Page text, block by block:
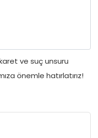
ve suç unsuru
önemle hatırlatırız!